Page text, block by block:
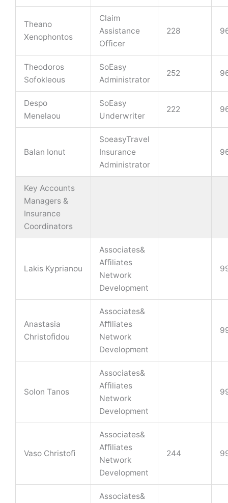
Theano
Xenophontos
Claim
Assistance
Oﬃcer
228
Theodoros
Sofokleous
SoEasy
Administrator
252
Despo
Menelaou
SoEasy
Underwriter
222
Balan Ionut
SoeasyTravel
Insurance
Administrator
Key Accounts
Managers &
Insurance
Coordinators
Lakis Kyprianou
Associates&
Aﬃliates
Network
Development
Anastasia
Christoﬁdou
Associates&
Aﬃliates
Network
Development
Solon Tanos
Associates&
Aﬃliates
Network
Development
Vaso Christoﬁ
Associates&
Aﬃliates
Network
Development
244
Associates&